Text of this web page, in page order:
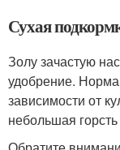
Сухая
Золу зачастую
удобрение.
зависимости от
небольшая